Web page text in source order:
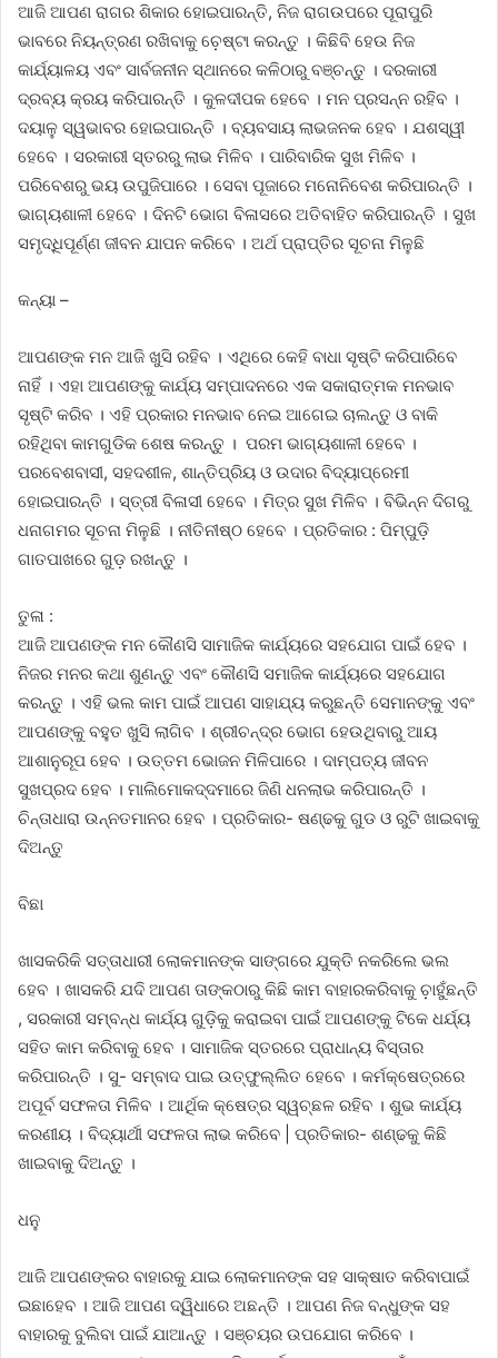
ଆଜି ଆପଣ ରାଗର ଶିକାର ହୋଇପାରନ୍ତି, ନିଜ ରାଗଉପରେ ପୂରାପୁରି
ଭାବରେ ନିୟନ୍ତ୍ରଣ ରଖିବାକୁ ଚ଼େଷ୍ଟା କରନ୍ତୁ । କିଛିବି ହେଉ ନିଜ
କାର୍ଯ୍ୟାଳୟ ଏବଂ ସାର୍ବଜନୀନ ସ୍ଥାନରେ କଳିଠାରୁ ବଞ୍ଚନ୍ତୁ । ଦରକାରୀ
ଦ୍ରବ୍ୟ କ୍ରୟ କରିପାରନ୍ତି । କୁଳଦୀପକ ହେବେ । ମନ ପ୍ରସନ୍ନ ରହିବ ।
ଦୟାଳୁ ସ୍ୱଭାବର ହୋଇପାରନ୍ତି । ବ୍ୟବସାୟ ଲାଭଜନକ ହେବ । ଯଶସ୍ୱୀ
ହେବେ । ସରକାରୀ ସ୍ତରରୁ ଲାଭ ମିଳିବ । ପାରିବାରିକ ସୁଖ ମିଳିବ ।
ପରିବେଶରୁ ଭୟ ଉପୁଜିପାରେ । ସେବା ପୂଜାରେ ମନୋନିବେଶ କରିପାରନ୍ତି ।
ଭାଗ୍ୟଶାଳୀ ହେବେ । ଦିନଟି ଭୋଗ ବିଳାସରେ ଅତିବାହିତ କରିପାରନ୍ତି । ସୁଖ
ସମୃଦ୍ଧିପୂର୍ଣ୍ଣ ଜୀବନ ଯାପନ କରିବେ । ଅର୍ଥ ପ୍ରାପ୍ତିର ସୂଚନା ମିଳୁଛି
କନ୍ୟା –
ଆପଣଙ୍କ ମନ ଆଜି ଖୁସି ରହିବ । ଏଥିରେ କେହି ବାଧା ସୃଷ୍ଟି କରିପାରିବେ
ନାହିଁ । ଏହା ଆପଣଙ୍କୁ କାର୍ଯ୍ୟ ସମ୍ପାଦନରେ ଏକ ସକାରାତ୍ମକ ମନଭାବ
ସୃଷ୍ଟି କରିବ । ଏହି ପ୍ରକାର ମନଭାବ ନେଇ ଆଗେଇ ଚାଲନ୍ତୁ ଓ ବାକି
ରହିଥିବା କାମଗୁଡିକ ଶେଷ କରନ୍ତୁ । ପରମ ଭାଗ୍ୟଶାଳୀ ହେବେ ।
ପରବେଶବାସୀ, ସହଦଶୀଳ, ଶାନ୍ତିପ୍ରିୟ ଓ ଉଦାର ବିଦ୍ୟାପ୍ରେମୀ
ହୋଇପାରନ୍ତି । ସ୍ତ୍ରୀ ବିଳାସୀ ହେବେ । ମିତ୍ର ସୁଖ ମିଳିବ । ବିଭିନ୍ନ ଦିଗରୁ
ଧନାଗମର ସୂଚନା ମିଳୁଛି । ନୀତିନୀଷ୍ଠ ହେବେ । ପ୍ରତିକାର : ପିମ୍ପୁଡ଼ି
ଗାତପାଖରେ ଗୁଡ଼ ରଖନ୍ତୁ ।
ତୁଳା :
ଆଜି ଆପଣଙ୍କ ମନ କୌଣସି ସାମାଜିକ କାର୍ଯ୍ୟରେ ସହଯୋଗ ପାଇଁ ହେବ ।
ନିଜର ମନର କଥା ଶୁଣନ୍ତୁ ଏବଂ କୌଣସି ସମାଜିକ କାର୍ଯ୍ୟରେ ସହଯୋଗ
କରନ୍ତୁ । ଏହି ଭଲ କାମ ପାଇଁ ଆପଣ ସାହାଯ୍ୟ କରୁଛନ୍ତି ସେମାନଙ୍କୁ ଏବଂ
ଆପଣଙ୍କୁ ବହୁତ ଖୁସି ଲାଗିବ । ଶ୍ରୀଚନ୍ଦ୍ର ଭୋଗ ହେଉଥିବାରୁ ଆୟ
ଆଶାନୁରୂପ ହେବ । ଉତ୍ତମ ଭୋଜନ ମିଳିପାରେ । ଦାମ୍ପତ୍ୟ ଜୀବନ
ସୁଖପ୍ରଦ ହେବ । ମାଲିମୋକଦ୍ଦମାରେ ଜିଣି ଧନଲାଭ କରିପାରନ୍ତି ।
ଚିନ୍ତାଧାରା ଉନ୍ନତମାନର ହେବ । ପ୍ରତିକାର- ଷଣ୍ଢକୁ ଗୁଡ ଓ ରୁଟି ଖାଇବାକୁ
ଦିଅନ୍ତୁ
ବିଛା
ଖାସକରିକି ସତ୍ତାଧାରୀ ଲୋକମାନଙ୍କ ସାଙ୍ଗରେ ଯୁକ୍ତି ନକରିଲେ ଭଲ
ହେବ । ଖାସକରି ଯଦି ଆପଣ ତାଙ୍କଠାରୁ କିଛି କାମ ବାହାରକରିବାକୁ ଚ଼ାହୁଁଛନ୍ତି
, ସରକାରୀ ସମ୍ବନ୍ଧ କାର୍ଯ୍ୟ ଗୁଡ଼ିକୁ କରାଇବା ପାଇଁ ଆପଣଙ୍କୁ ଟିକେ ଧର୍ଯ୍ୟ
ସହିତ କାମ କରିବାକୁ ହେବ । ସାମାଜିକ ସ୍ତରରେ ପ୍ରାଧାନ୍ୟ ବିସ୍ତାର
କରିପାରନ୍ତି । ସୁ- ସମ୍ବାଦ ପାଇ ଉତ୍‌ଫୁଲ୍ଲିତ ହେବେ । କର୍ମକ୍ଷେତ୍ରରେ
ଅପୂର୍ବ ସଫଳତା ମିଳିବ । ଆର୍ଥିକ କ୍ଷେତ୍ର ସ୍ୱଚ୍ଛଳ ରହିବ । ଶୁଭ କାର୍ଯ୍ୟ
କରଣୀୟ । ବିଦ୍ୟାର୍ଥୀ ସଫଳତା ଲାଭ କରିବେ | ପ୍ରତିକାର- ଶଣ୍ଢକୁ କିଛି
ଖାଇବାକୁ ଦିଅନ୍ତୁ ।
ଧନୁ
ଆଜି ଆପଣଙ୍କର ବାହାରକୁ ଯାଇ ଲୋକମାନଙ୍କ ସହ ସାକ୍ଷାତ କରିବାପାଇଁ
ଇଛାହେବ । ଆଜି ଆପଣ ଦ୍ୱିଧାରେ ଅଛନ୍ତି । ଆପଣ ନିଜ ବନ୍ଧୁଙ୍କ ସହ
ବାହାରକୁ ବୁଲିବା ପାଇଁ ଯାଆନ୍ତୁ । ସଞ୍ଚୟର ଉପଯୋଗ କରିବେ ।